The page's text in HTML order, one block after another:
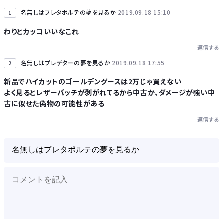
1 名無しはプレタポルテの夢を見るか 2019.09.18 15:10
わりとカッコいいなこれ
返信する
2 名無しはプレデターの夢を見るか 2019.09.18 17:55
新品でハイカットのゴールデングースは2万じゃ買えない
よく見るとレザーパッチが剥がれてるから中古か、ダメージが強い中
古に似せた偽物の可能性がある
返信する